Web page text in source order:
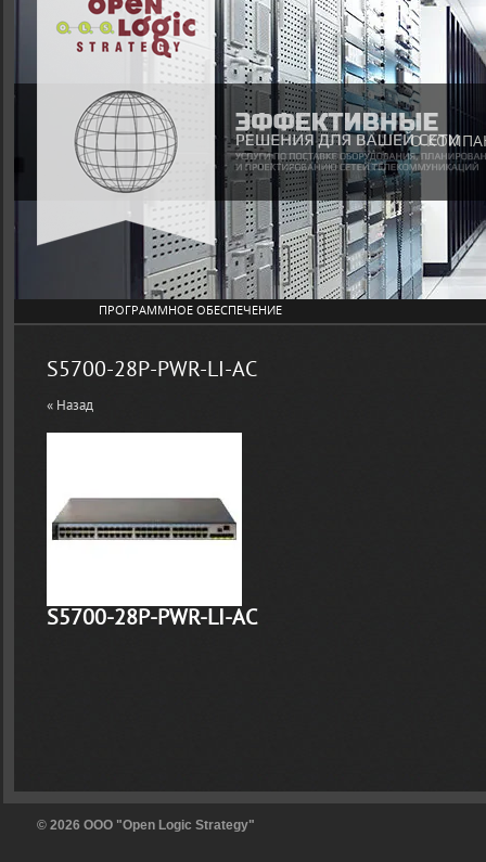
О
ПРОГРАММНОЕ ОБЕСПЕЧЕНИЕ
S5700-28P-PWR-LI-AC
« Назад
S5700-28P-PWR-LI-AC
© 2026 OOO "Open Logic Strategy"